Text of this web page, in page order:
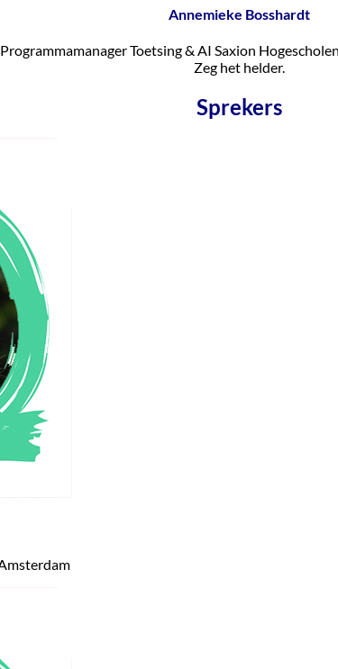
Annemieke Bosshardt
Programmamanager Toetsing & AI Saxion
Zeg het helder.
Sprekers